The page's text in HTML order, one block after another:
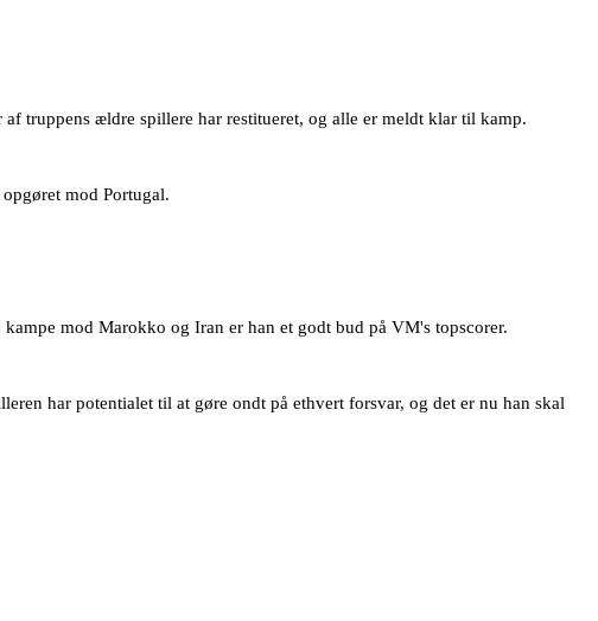
truppens ældre spillere har restitueret, og alle er meldt klar til kamp.
mod Portugal.
mod Marokko og Iran er han et godt bud på VM's topscorer.
har potentialet til at gøre ondt på ethvert forsvar, og det er nu han skal